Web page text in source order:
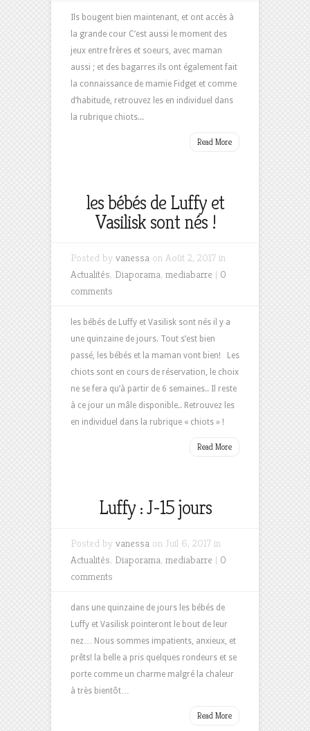
Ils bougent bien maintenant, et ont accès à
la grande cour C’est aussi le moment des
jeux entre frères et soeurs, avec maman
aussi ; et des bagarres ils ont également fait
la connaissance de mamie Fidget et comme
d’habitude, retrouvez les en individuel dans
la rubrique chiots...
Read More
les bébés de Luffy et
Vasilisk sont nés !
Posted by vanessa on Août 2, 2017 in
Actualités, Diaporama, mediabarre | 0
comments
les bébés de Luffy et Vasilisk sont nés il y a
une quinzaine de jours. Tout s’est bien
passé, les bébés et la maman vont bien! Les
chiots sont en cours de réservation, le choix
ne se fera qu’à partir de 6 semaines.. Il reste
à ce jour un mâle disponible.. Retrouvez les
en individuel dans la rubrique « chiots » !
Read More
Luffy : J-15 jours
Posted by vanessa on Juil 6, 2017 in
Actualités, Diaporama, mediabarre | 0
comments
dans une quinzaine de jours les bébés de
Luffy et Vasilisk pointeront le bout de leur
nez… Nous sommes impatients, anxieux, et
prêts! la belle a pris quelques rondeurs et se
porte comme un charme malgré la chaleur
à très bientôt…
Read More